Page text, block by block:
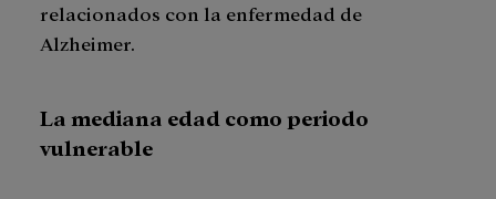
relacionados con la enfermedad de
Alzheimer.
La mediana edad como periodo
vulnerable